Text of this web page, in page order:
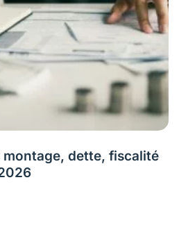
montage, dette, fiscalité